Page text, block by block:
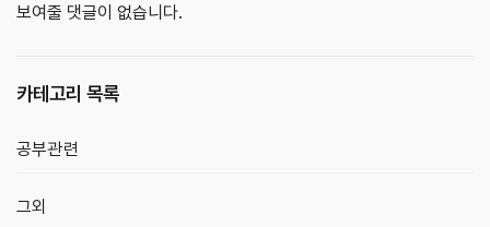
보여줄 댓글이 없습니다.
카테고리 목록
공부관련
그외